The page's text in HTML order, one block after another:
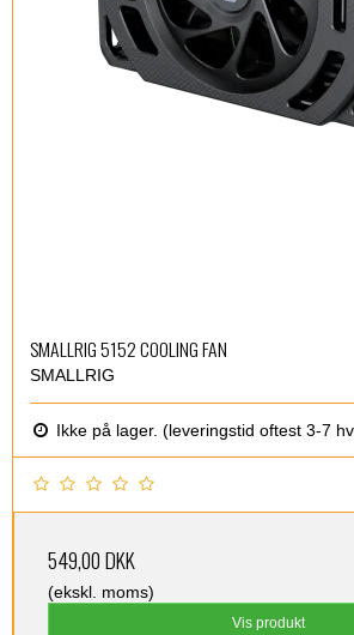
SMALLRIG 5152 COOLING FAN
SMALLRIG
Ikke på lager. (leveringstid oftest 3-7
549,00 DKK
(ekskl. moms)
Vis produkt